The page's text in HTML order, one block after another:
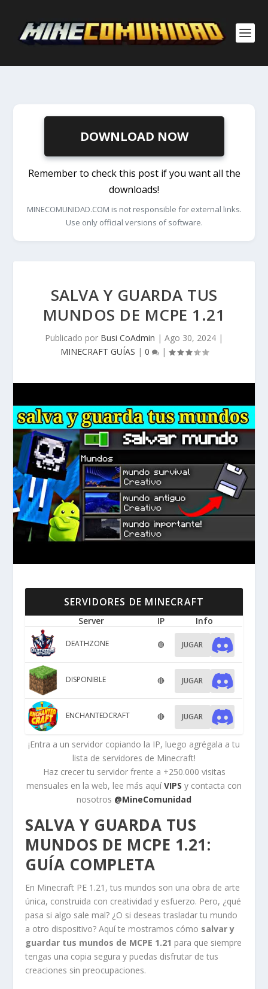
DOWNLOAD NOW
Remember to check this post if you want all the
downloads!
MINECOMUNIDAD.COM is not responsible for external links.
Use only official versions of software.
SALVA Y GUARDA TUS
MUNDOS DE MCPE 1.21
Publicado por Busi CoAdmin | Ago 30, 2024 |
MINECRAFT GUÍAS | 0 |
SERVIDORES DE MINECRAFT
Server IP Info
DEATHZONE 🟢 JUGAR
DISPONIBLE 🔴 JUGAR
ENCHANTEDCRAFT 🔴 JUGAR
¡Entra a un servidor copiando la IP, luego agrégala a tu
lista de servidores de Minecraft!
Haz crecer tu servidor frente a +250.000 visitas
mensuales en la web, lee más aquí VIPS y contacta con
nosotros @MineComunidad
SALVA Y GUARDA TUS
MUNDOS DE MCPE 1.21:
GUÍA COMPLETA
En Minecraft PE 1.21, tus mundos son una obra de arte
única, construida con creatividad y esfuerzo. Pero, ¿qué
pasa si algo sale mal? ¿O si deseas trasladar tu mundo
a otro dispositivo? Aquí te mostramos cómo salvar y
guardar tus mundos de MCPE 1.21 para que siempre
tengas una copia segura y puedas disfrutar de tus
creaciones sin preocupaciones.